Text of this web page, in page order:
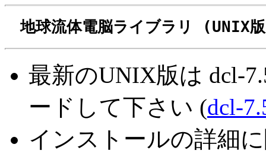
地球流体電脳ライブラリ (UNIX
最新のUNIX版は dcl-
ードして下さい (dcl-
インストールの詳細